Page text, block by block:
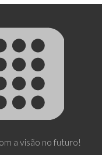
a visão no futuro!